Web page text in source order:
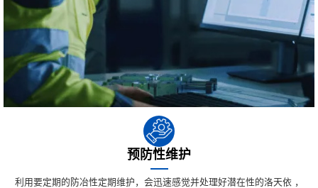
预防性维护
利用要定期的防冶性定期维护，会迅速感觉并处理好潜在性的洛天依 ，